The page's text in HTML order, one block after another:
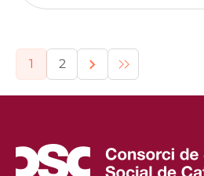
Pàgina
1 Pàgina
2